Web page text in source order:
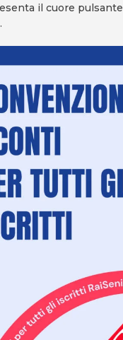
il cuore pulsante